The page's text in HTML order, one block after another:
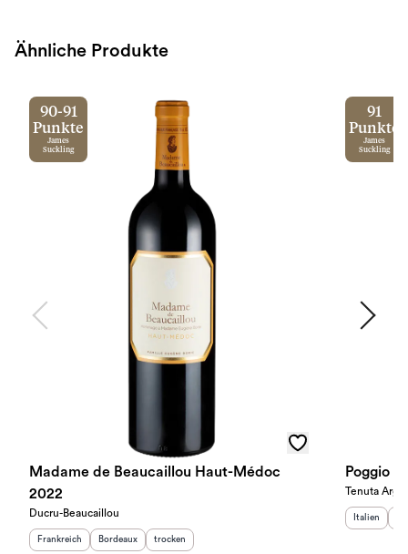
Ähnliche Produkte
90-91
Punkte
James
Suckling
Madame de Beaucaillou Haut-Médoc
2022
Ducru-Beaucaillou
Herkunftsland
Frankreich Herkunftsregion:
Bordeaux Geschmack
trocken
91
Punkte
James
Suckling
Poggio
Tenuta
Italien